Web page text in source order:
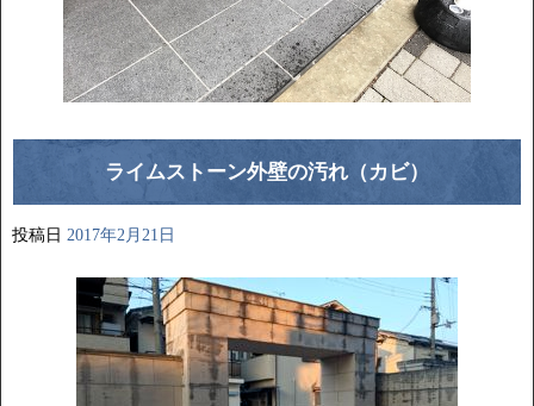
ライムストーン外壁の汚れ（カビ）
投稿日 2017年2月21日